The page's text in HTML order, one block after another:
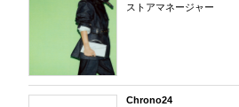
ストアマネージャー
Chrono24